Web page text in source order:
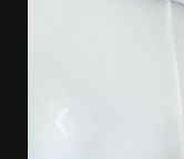
‹